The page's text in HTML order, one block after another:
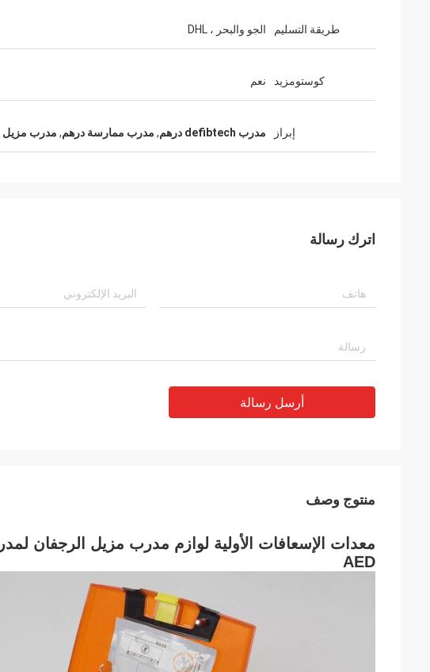
طريقة التسليم الجو والبحر ، DHL
كوستومزيد نعم
إبراز مدرب defibtech درهم , مدرب ممارسة درهم, مدرب مزيل
اترك رسالة
أرسل رسالة
منتوج وصف
معدات الإسعافات الأولية لوازم مدرب مزيل الرجفان
AED